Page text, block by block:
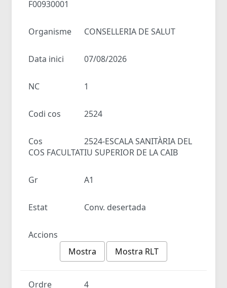
F00930001
Organisme CONSELLERIA DE SALUT
Data inici 07/08/2026
NC 1
Codi cos 2524
Cos
2524-ESCALA SANITÀRIA DEL
COS FACULTATIU SUPERIOR DE LA CAIB
Gr A1
Estat Conv. desertada
Accions
Mostra
Mostra RLT
Ordre 4